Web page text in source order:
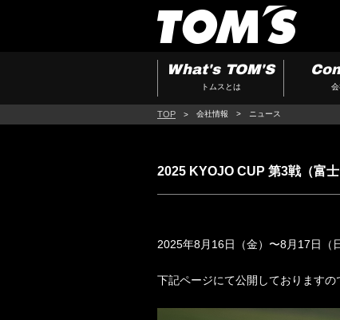
What's TOM'S
トムスとは
TOP 会社情報 ニュース
2025 KYOJO CUP 第3戦（富
2025年8月16日（金）〜8月17日（
下記ページにて公開しておりますの